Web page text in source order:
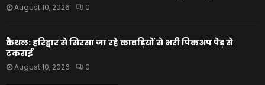
August 10, 2026 0
कैथल: हरिद्वार से सिरसा जा रहे कावड़ियों से भरी पिकअप पेड़ से
टकराई
August 10, 2026 0